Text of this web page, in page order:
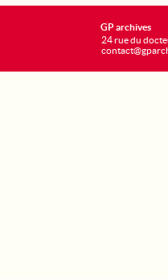
GP archives
24 rue du